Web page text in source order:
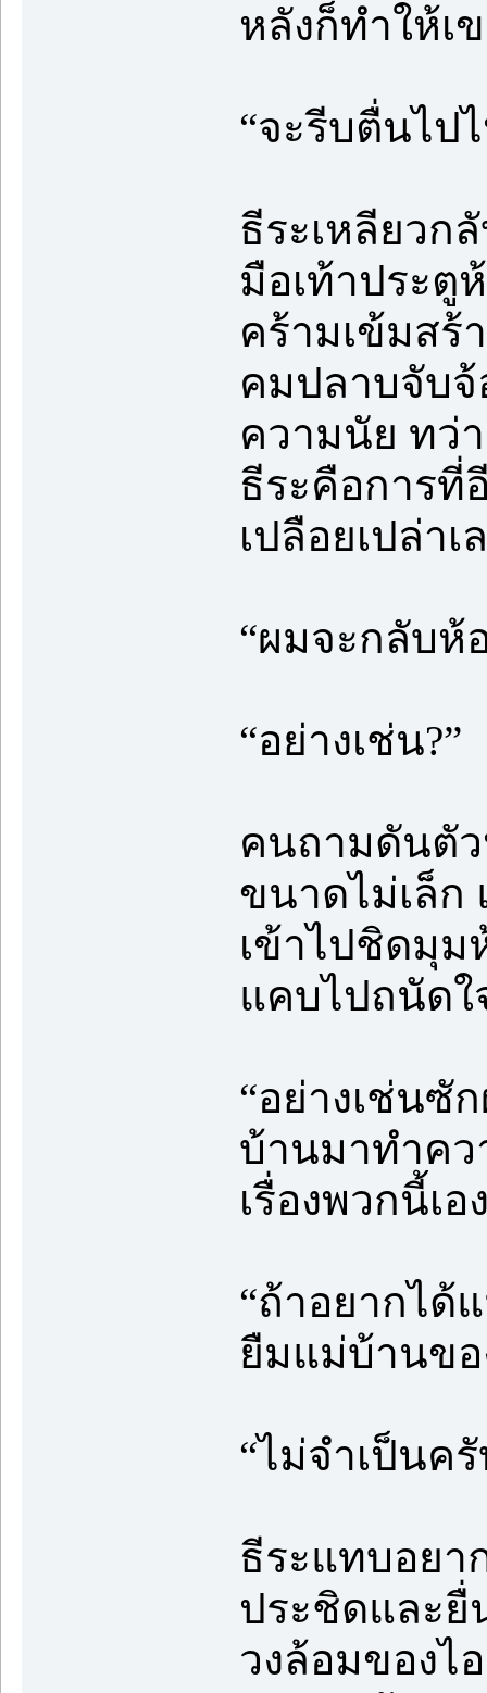
หลังก็ทำให้เ
“จะรีบตื่นไป
ธีระเหลียวก
มือเท้าประตู
คร้ามเข้มสร้
คมปลาบจับจ้
ความนัย ทว่
ธีระคือการที่
เปลือยเปล่า
“ผมจะกลับห้
“อย่างเช่น?”
คนถามดันตัว
ขนาดไม่เล็ก
เข้าไปชิดมุม
แคบไปถนัดใ
“อย่างเช่นซั
บ้านมาทำค
เรื่องพวกนี้เอ
“ถ้าอยากได้
ยืมแม่บ้านข
“ไม่จำเป็นครั
ธีระแทบอยา
ประชิดและยื่
วงล้อมของไ